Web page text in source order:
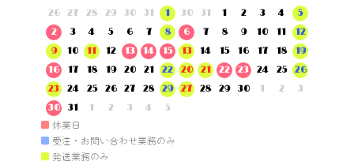
26
27 28 29 30 31
1
2
3 4 5 6 7
8
9
10 11 12 13 14
15
16
17 18 19 20 21
22
23
24 25 26 27 28
29
30
31 1 2 3 4 5
30
31 1 2 3 4
5
6
7 8 9 10 11
12
13
14 15 16 17 18
19
20
21 22 23 24 25
26
27
28 29 30 1 2 3
■ 休業日
■ 受注・お問い合わせ業務のみ
■ 発送業務のみ